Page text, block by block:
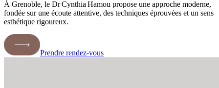
À Grenoble, le Dr Cynthia Hamou propose une approche moderne,
fondée sur une écoute attentive, des techniques éprouvées et un sens
esthétique rigoureux.
Prendre rendez-vous